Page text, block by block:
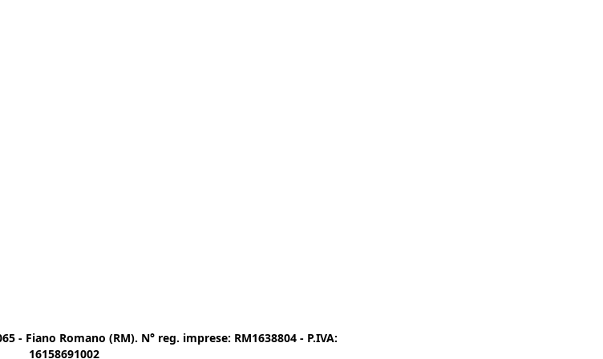
- Fiano Romano (RM). N° reg. imprese: RM1638804 - P.IVA:
16158691002